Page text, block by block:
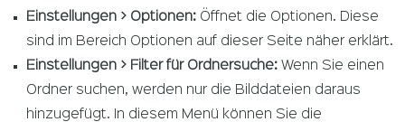
Einstellungen > Optionen: Öffnet die Optionen. Diese
sind im Bereich Optionen auf dieser Seite näher erklärt.
Einstellungen > Filter für Ordnersuche: Wenn Sie einen
Ordner suchen, werden nur die Bilddateien daraus
hinzugefügt. In diesem Menü können Sie die